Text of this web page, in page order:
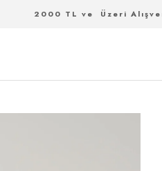
2000 TL ve Üzeri